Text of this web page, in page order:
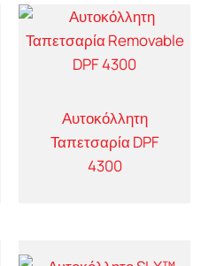
Αυτοκόλλητη
Ταπετσαρία DPF
4300